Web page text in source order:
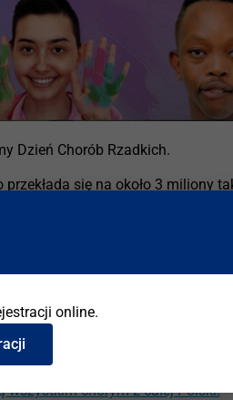
Dzień Chorób Rzadkich.
się na około 3 miliony
Sieci Referencyjnych
techniki badań
biologii molekularnej, które
zwrócenie szczególnej uwagi na
wszystkim chorym z całej Polski.
online.